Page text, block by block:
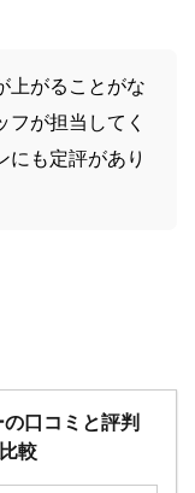
上がることがな
フが担当してく
にも定評があり
口コミと評判
較